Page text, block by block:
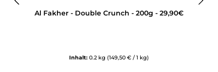
Al Fakher - Double Crunch - 200g - 29,90€
Inhalt: 0.2 kg (149,50 € / 1 kg)